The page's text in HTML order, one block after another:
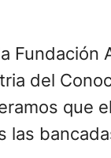
Fundación
del
que
las